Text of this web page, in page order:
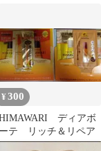
¥300
ディアボ
ーテ リッチ＆リペア